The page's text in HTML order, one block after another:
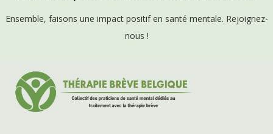
Ensemble, faisons une impact positif en santé mentale. Rejoignez-
nous !